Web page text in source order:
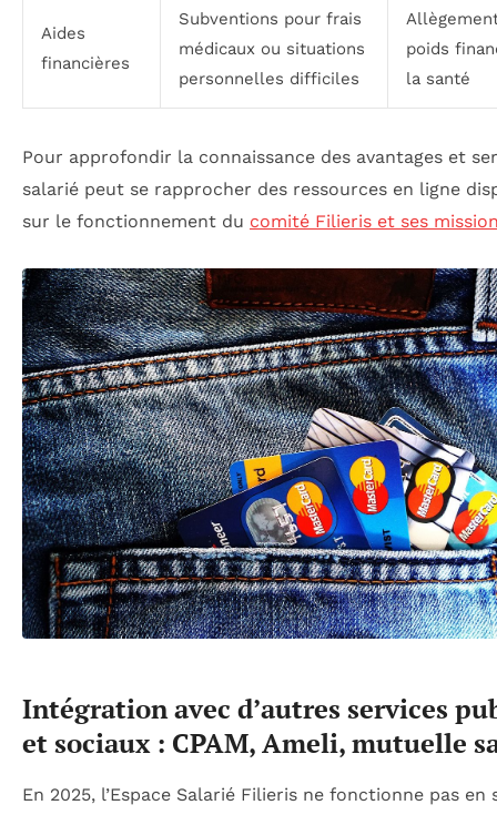
Aides
financières
Subventions pour frais
médicaux ou situations
personnelles difficiles
poids
la santé
Pour approfondir la connaissance des avantages et
salarié peut se rapprocher des ressources en ligne
sur le fonctionnement du comité Filieris et ses
Intégration avec d’autres services
et sociaux : CPAM, Ameli, mutuelle
En 2025, l’Espace Salarié Filieris ne fonctionne pas en